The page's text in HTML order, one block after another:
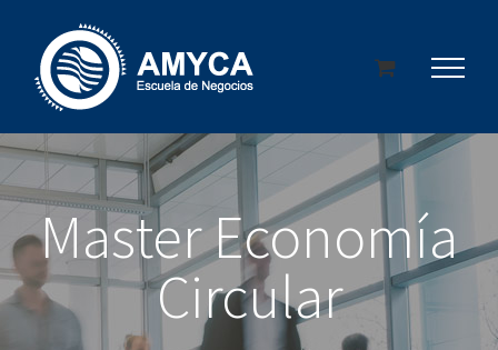
contenido
Master Economía
Circular